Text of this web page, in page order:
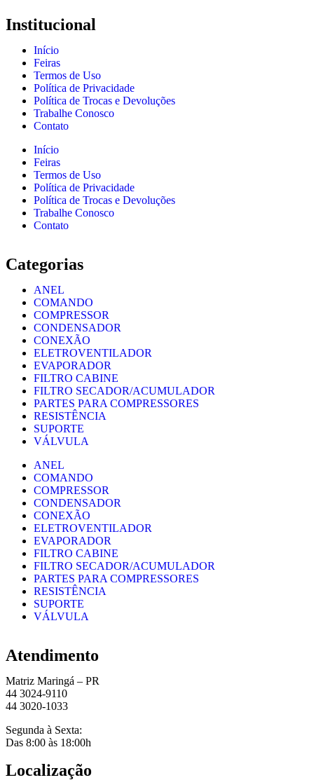
Institucional
Início
Feiras
Termos de Uso
Política de Privacidade
Política de Trocas e Devoluções
Trabalhe Conosco
Contato
Início
Feiras
Termos de Uso
Política de Privacidade
Política de Trocas e Devoluções
Trabalhe Conosco
Contato
Categorias
ANEL
COMANDO
COMPRESSOR
CONDENSADOR
CONEXÃO
ELETROVENTILADOR
EVAPORADOR
FILTRO CABINE
FILTRO SECADOR/ACUMULADOR
PARTES PARA COMPRESSORES
RESISTÊNCIA
SUPORTE
VÁLVULA
ANEL
COMANDO
COMPRESSOR
CONDENSADOR
CONEXÃO
ELETROVENTILADOR
EVAPORADOR
FILTRO CABINE
FILTRO SECADOR/ACUMULADOR
PARTES PARA COMPRESSORES
RESISTÊNCIA
SUPORTE
VÁLVULA
Atendimento
Matriz Maringá – PR
44 3024-9110
44 3020-1033
Segunda à Sexta:
Das 8:00 às 18:00h
Localização